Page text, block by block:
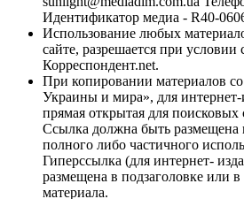
Идентификатор медиа - R40-
Использование любых
сайте, разрешается при условии
Корреспондент.net.
При копировании материалов
Украины и мира», для интернет-
прямая открытая для поисковых
Ссылка должна быть размещена
полного либо частичного
Гиперссылка (для интернет-
размещена в подзаголовке или в
материала.